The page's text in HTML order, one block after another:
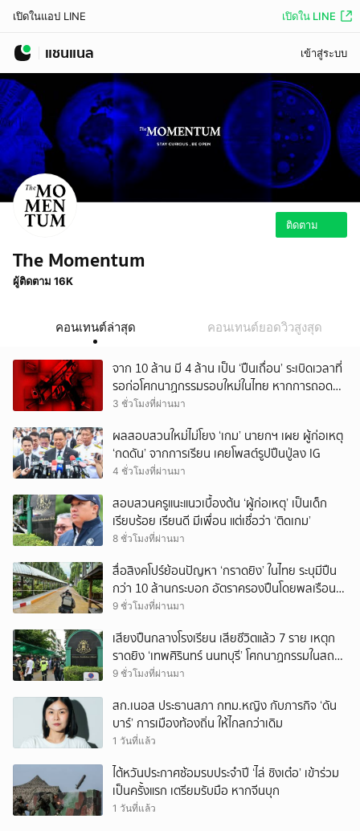
เปิดในแอป LINE เปิดใน LINE
แชนแนล เข้าสู่ระบบ
ติดตาม
The Momentum
ผู้ติดตาม 16K
คอนเทนต์ล่าสุด คอนเทนต์ยอดวิวสูงสุด
จาก 10 ล้าน มี 4 ล้าน เป็น ‘ปืนเถื่อน’ ระเบิดเวลาที่
รอก่อโศกนาฏกรรมรอบใหม่ในไทย หากการถอดบท
เรียนของรัฐเป็นเพียง ‘ลมปาก’
3 ชั่วโมงที่ผ่านมา
ผลสอบสวนใหม่ไม่โยง ‘เกม’ นายกฯ เผย ผู้ก่อเหตุ
‘กดดัน’ จากการเรียน เคยโพสต์รูปปืนปู่ลง IG
4 ชั่วโมงที่ผ่านมา
สอบสวนครูแนะแนวเบื้องต้น ‘ผู้ก่อเหตุ’ เป็นเด็ก
เรียบร้อย เรียนดี มีเพื่อน แต่เชื่อว่า ‘ติดเกม’
8 ชั่วโมงที่ผ่านมา
สื่อสิงคโปร์ย้อนปัญหา ‘กราดยิง’ ในไทย ระบุมีปืน
กว่า 10 ล้านกระบอก อัตราครองปืนโดยพลเรือน
สูงที่สุดในภูมิภาค
9 ชั่วโมงที่ผ่านมา
เสียงปืนกลางโรงเรียน เสียชีวิตแล้ว 7 ราย เหตุก
ราดยิง ‘เทพศิรินทร์ นนทบุรี’ โศกนาฏกรรมในสถาน
ศึกษา ครั้งที่ 2 ในรอบปี
9 ชั่วโมงที่ผ่านมา
สก.เนอส ประธานสภา กทม.หญิง กับภารกิจ ‘ดัน
บาร์’ การเมืองท้องถิ่น ให้ไกลกว่าเดิม
1 วันที่แล้ว
ไต้หวันประกาศซ้อมรบประจำปี ‘ไล่ ชิงเต๋อ’ เข้าร่วม
เป็นครั้งแรก เตรียมรับมือ หากจีนบุก
1 วันที่แล้ว